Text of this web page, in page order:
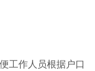
工作人员根据户口